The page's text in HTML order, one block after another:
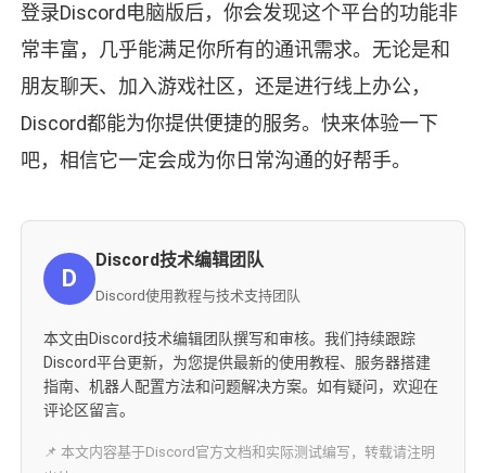
登录Discord电脑版后，你会发现这个平台的功能非
常丰富，几乎能满足你所有的通讯需求。无论是和
朋友聊天、加入游戏社区，还是进行线上办公，
Discord都能为你提供便捷的服务。快来体验一下
吧，相信它一定会成为你日常沟通的好帮手。
D
Discord技术编辑团队
Discord使用教程与技术支持团队
本文由Discord技术编辑团队撰写和审核。我们持续跟踪
Discord平台更新，为您提供最新的使用教程、服务器搭建
指南、机器人配置方法和问题解决方案。如有疑问，欢迎在
评论区留言。
📌 本文内容基于Discord官方文档和实际测试编写，转载请注明